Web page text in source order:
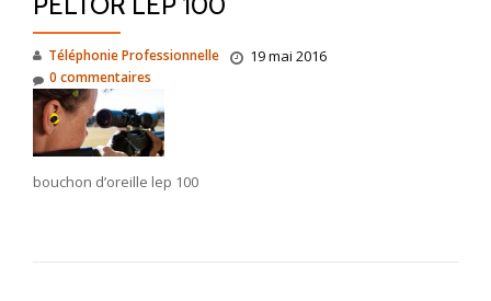
Téléphonie Professionnelle 19 mai 2016
0 commentaires
bouchon d’oreille lep 100